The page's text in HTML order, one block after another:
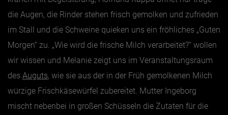
die Augen, die Rinder stehen frisch gemolken und zufrieden
im Stall und die Schweine quieken uns ein fröhliches „Guten
Morgen“ zu. „Wie wird die frische Milch verarbeitet?“ wollen
wir wissen und Melanie zeigt uns im Veranstaltungsraum
des Auguts, wie sie aus der in der Früh gemolkenen Milch
würzige Frischkäsewürfel zubereitet. Mutter Ingeborg
mischt nebenbei in großen Schüsseln die Zutaten für die